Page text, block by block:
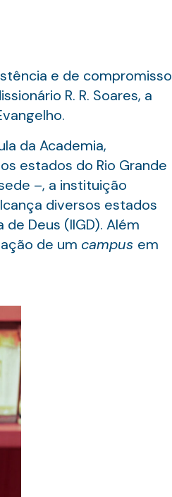
e de compromisso
R. R. Soares, a
da Academia,
estados do Rio Grande
–, a instituição
diversos estados
Deus (IIGD). Além
de um campus em